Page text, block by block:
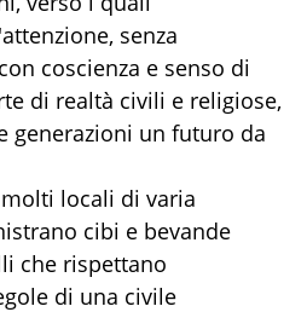
senza
coscienza e senso di
di realtà civili e religiose,
generazioni un futuro da
locali di varia
cibi e bevande
che rispettano
di una civile